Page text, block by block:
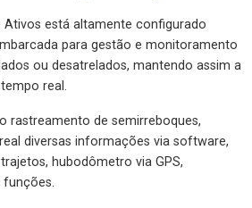
Ativos está altamente configurado
para gestão e monitoramento
ou desatrelados, mantendo assim a
real.
rastreamento de semirreboques,
diversas informações via software,
hubodômetro via GPS,
funções.